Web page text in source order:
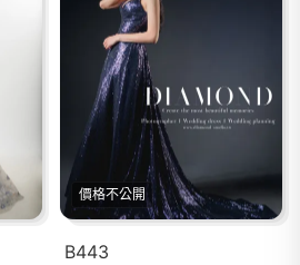
價格不公開
B443